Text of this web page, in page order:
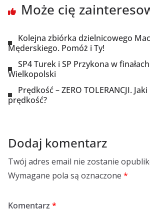
Może cię
Kolejna zbiórka dzielnicowego
Męderskiego. Pomóż i Ty!
SP4 Turek i SP Przykona w
Wielkopolski
Prędkość – ZERO TOLERANCJI.
prędkość?
Dodaj komentarz
Twój adres email nie zostanie
Wymagane pola są oznaczone *
Komentarz *